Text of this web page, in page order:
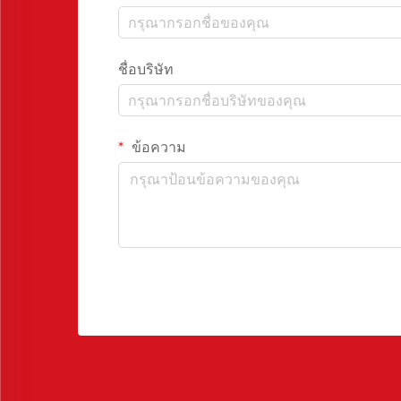
ชื่อบริษัท
ข้อความ